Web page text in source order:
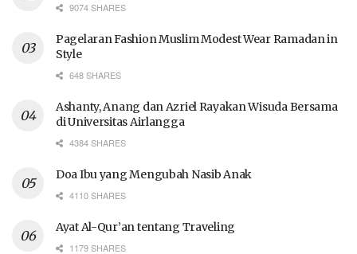
9074 SHARES
Pagelaran Fashion Muslim Modest Wear Ramadan in
Style
648 SHARES
Ashanty, Anang dan Azriel Rayakan Wisuda Bersama
di Universitas Airlangga
4384 SHARES
Doa Ibu yang Mengubah Nasib Anak
4110 SHARES
Ayat Al-Qur’an tentang Traveling
1179 SHARES